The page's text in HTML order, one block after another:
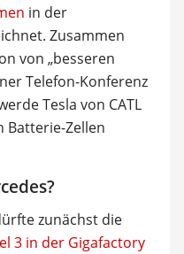
in der
Zusammen
von „besseren
Telefon-Konferenz
Tesla von CATL
Batterie-Zellen
zunächst die
3 in der Gigafactory